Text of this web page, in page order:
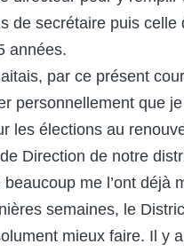
de secrétaire puis celle
années.
par ce présent
personnellement que
les élections au
Direction de notre
beaucoup me l’ont déjà
semaines, le
mieux faire. Il y